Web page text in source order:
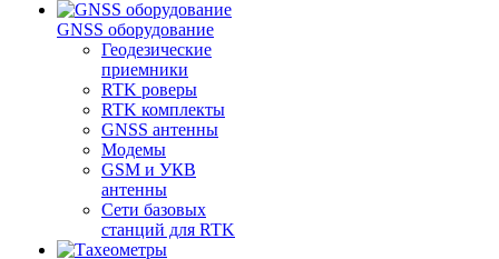
GNSS оборудование
Геодезические
приемники
RTK роверы
RTK комплекты
GNSS антенны
Модемы
GSM и УКВ
антенны
Сети базовых
станций для RTK